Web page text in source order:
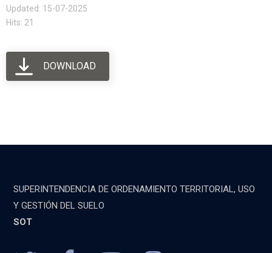
Updated: 15-07-2025
Hits: 21
DOWNLOAD
SUPERINTENDENCIA DE ORDENAMIENTO TERRITORIAL, USO
Y GESTIÓN DEL SUELO
SOT